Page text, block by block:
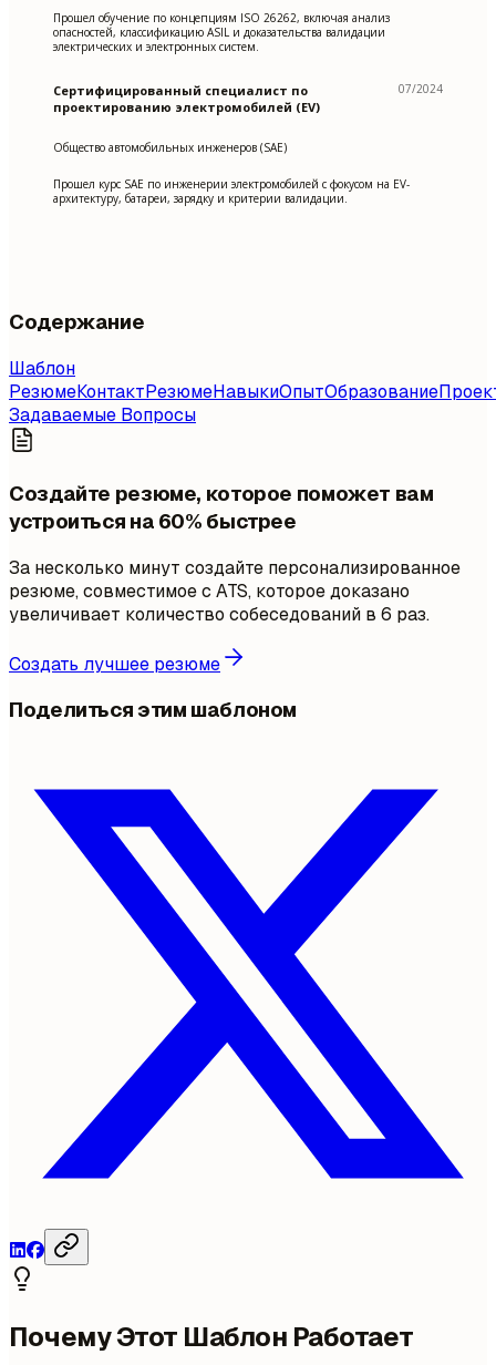
Прошел обучение по концепциям ISO 26262, включая анализ
опасностей, классификацию ASIL и доказательства валидации
электрических и электронных систем.
Сертифицированный специалист по
проектированию электромобилей (EV)
07/2024
Общество автомобильных инженеров (SAE)
Прошел курс SAE по инженерии электромобилей с фокусом на EV-
архитектуру, батареи, зарядку и критерии валидации.
Содержание
Шаблон
РезюмеКонтактРезюмеНавыкиОпытОбразование
Задаваемые Вопросы
Создайте резюме, которое поможет вам
устроиться на 60% быстрее
За несколько минут создайте персонализированное
резюме, совместимое с ATS, которое доказано
увеличивает количество собеседований в 6 раз.
Создать лучшее резюме
Поделиться этим шаблоном
Почему Этот Шаблон Работает